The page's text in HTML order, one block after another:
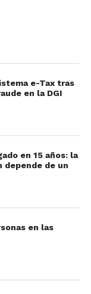
e-Tax tras
en la DGI
en 15 años: la
depende de un
en las